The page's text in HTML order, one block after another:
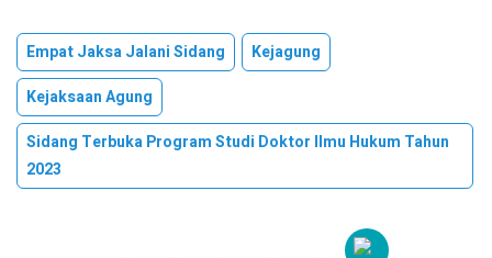
Empat Jaksa Jalani Sidang
Kejagung
Kejaksaan Agung
Sidang Terbuka Program Studi Doktor Ilmu Hukum Tahun
2023